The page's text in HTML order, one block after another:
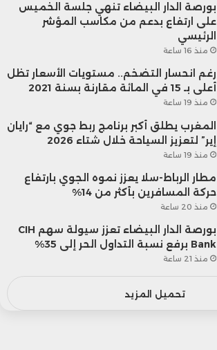
بورصة الدار البيضاء تنهي جلسة الخميس
على ارتفاع بدعم من مكاسب المؤشر
الرئيسي
منذ 16 ساعة
رغم انحسار التضخم.. مستويات الأسعار تظل
أعلى بـ 15 في المائة مقارنة بسنة 2021
منذ 19 ساعة
المغرب يطلق أكبر برنامج ربط جوي مع “رايان
إير” لتعزيز السياحة خلال شتاء 2026
منذ 19 ساعة
مطار الرباط-سلا يعزز نموه الجوي بارتفاع
حركة المسافرين بأكثر من 14%
منذ 20 ساعة
بورصة الدار البيضاء تعزز سيولة سهم CIH
Bank برفع نسبة التداول الحر إلى 35%
منذ 21 ساعة
تحميل المزيد